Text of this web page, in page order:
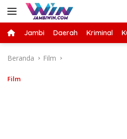
Langsung
Jambi Daerah Kriminal
Beranda Film
Film